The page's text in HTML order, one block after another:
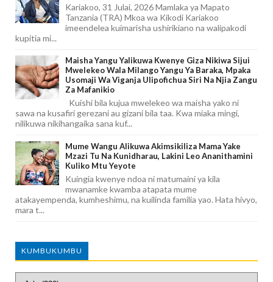
Kariakoo, 31 Julai, 2026 Mamlaka ya Mapato
Tanzania (TRA) Mkoa wa Kikodi Kariakoo
imeendelea kuimarisha ushirikiano na walipakodi
kupitia mi...
Maisha Yangu Yalikuwa Kwenye Giza Nikiwa Sijui
Mwelekeo Wala Milango Yangu Ya Baraka, Mpaka
Usomaji Wa Viganja Ulipofichua Siri Na Njia Zangu
Za Mafanikio
Kuishi bila kujua mwelekeo wa maisha yako ni
sawa na kusafiri gerezani au gizani bila taa. Kwa miaka mingi,
nilikuwa nikihangaika sana kuf...
Mume Wangu Alikuwa Akimsikiliza Mama Yake
Mzazi Tu Na Kunidharau, Lakini Leo Ananithamini
Kuliko Mtu Yeyote
Kuingia kwenye ndoa ni matumaini ya kila
mwanamke kwamba atapata mume
atakayempenda, kumheshimu, na kuilinda familia yao. Hata hivyo,
mara t...
KUMBUKUMBU